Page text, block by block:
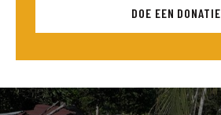
DOE EEN DONATIE